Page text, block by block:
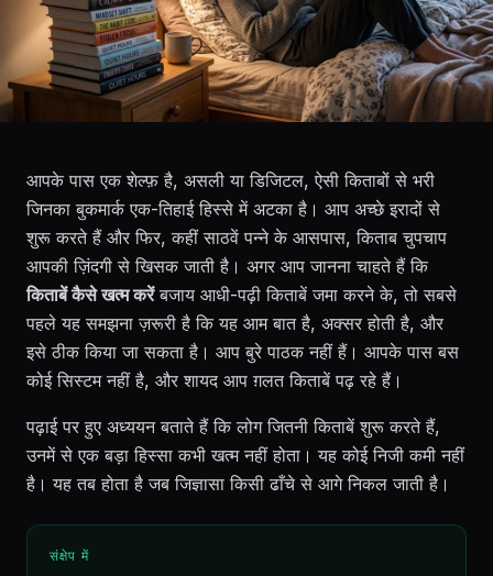
आपके पास एक शेल्फ़ है, असली या डिजिटल, ऐसी किताबों से भरी
जिनका बुकमार्क एक-तिहाई हिस्से में अटका है। आप अच्छे इरादों से
शुरू करते हैं और फिर, कहीं साठवें पन्ने के आसपास, किताब चुपचाप
आपकी ज़िंदगी से खिसक जाती है। अगर आप जानना चाहते हैं कि
किताबें कैसे खत्म करेंबजाय आधी-पढ़ी किताबें जमा करने के, तो सबसे
पहले यह समझना ज़रूरी है कि यह आम बात है, अक्सर होती है, और
इसे ठीक किया जा सकता है। आप बुरे पाठक नहीं हैं। आपके पास बस
कोई सिस्टम नहीं है, और शायद आप ग़लत किताबें पढ़ रहे हैं।
पढ़ाई पर हुए अध्ययन बताते हैं कि लोग जितनी किताबें शुरू करते हैं,
उनमें से एक बड़ा हिस्सा कभी खत्म नहीं होता। यह कोई निजी कमी नहीं
है। यह तब होता है जब जिज्ञासा किसी ढाँचे से आगे निकल जाती है।
संक्षेप में